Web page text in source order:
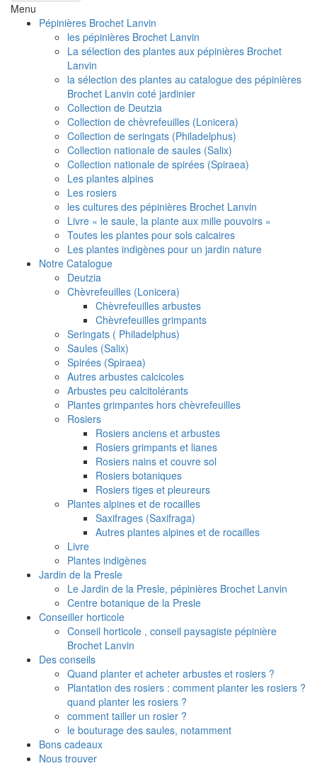
Menu
Pépinières Brochet Lanvin
les pépinières Brochet Lanvin
La sélection des plantes aux pépinières Brochet
Lanvin
la sélection des plantes au catalogue des pépinières
Brochet Lanvin coté jardinier
Collection de Deutzia
Collection de chèvrefeuilles (Lonicera)
Collection de seringats (Philadelphus)
Collection nationale de saules (Salix)
Collection nationale de spirées (Spiraea)
Les plantes alpines
Les rosiers
les cultures des pépinières Brochet Lanvin
Livre « le saule, la plante aux mille pouvoirs »
Toutes les plantes pour sols calcaires
Les plantes indigènes pour un jardin nature
Notre Catalogue
Deutzia
Chèvrefeuilles (Lonicera)
Chèvrefeuilles arbustes
Chèvrefeuilles grimpants
Seringats ( Philadelphus)
Saules (Salix)
Spirées (Spiraea)
Autres arbustes calcicoles
Arbustes peu calcitolérants
Plantes grimpantes hors chèvrefeuilles
Rosiers
Rosiers anciens et arbustes
Rosiers grimpants et lianes
Rosiers nains et couvre sol
Rosiers botaniques
Rosiers tiges et pleureurs
Plantes alpines et de rocailles
Saxifrages (Saxifraga)
Autres plantes alpines et de rocailles
Livre
Plantes indigènes
Jardin de la Presle
Le Jardin de la Presle, pépinières Brochet Lanvin
Centre botanique de la Presle
Conseiller horticole
Conseil horticole , conseil paysagiste pépinière
Brochet Lanvin
Des conseils
Quand planter et acheter arbustes et rosiers ?
Plantation des rosiers : comment planter les rosiers ?
quand planter les rosiers ?
comment tailler un rosier ?
le bouturage des saules, notamment
Bons cadeaux
Nous trouver